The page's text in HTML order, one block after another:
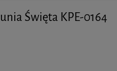
Święta KPE-0164